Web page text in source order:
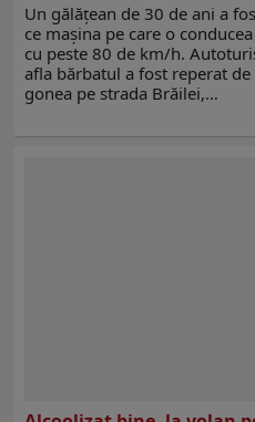
Un gălățean de 30 de ani a
ce mașina pe care o
cu peste 80 de km/h.
afla bărbatul a fost reperat
gonea pe strada Brăilei,…